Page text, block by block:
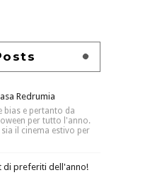
Redrumia
bias e pertanto da
per tutto l'anno.
il cinema estivo per
di preferiti dell'anno!